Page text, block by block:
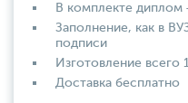
В комплекте
Заполнение, как в
подписи
Изготовление всего
Доставка бесплатно